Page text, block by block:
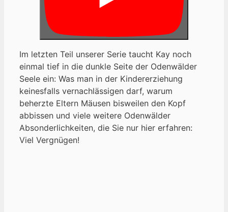
Im letzten Teil unserer Serie taucht Kay noch
einmal tief in die dunkle Seite der Odenwälder
Seele ein: Was man in der Kindererziehung
keinesfalls vernachlässigen darf, warum
beherzte Eltern Mäusen bisweilen den Kopf
abbissen und viele weitere Odenwälder
Absonderlichkeiten, die Sie nur hier erfahren:
Viel Vergnügen!